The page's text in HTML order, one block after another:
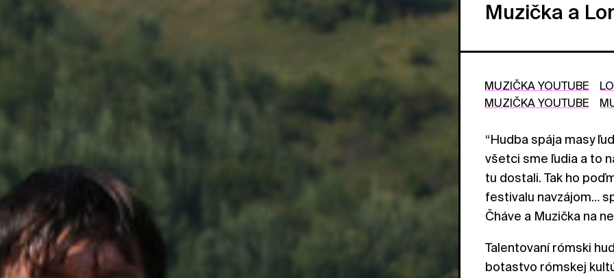
Muzička a
MUZIČKA YOUTUBE
MUZIČKA YOUTUBE
“Hudba spája masy
všetci sme ľudia a to
tu dostali. Tak ho
festivalu navzájom…
Čháve a Muzička na
Talentovaní rómski
botastvo rómskej